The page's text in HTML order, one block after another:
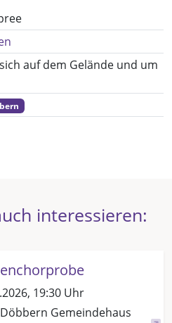
auf dem Gelände und um
interessieren:
19:30 Uhr
Gemeindehaus